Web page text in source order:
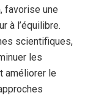
, favorise une
à l’équilibre.
scientifiques,
les
améliorer le